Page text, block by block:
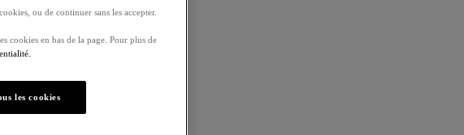
ou de continuer sans les accepter.
cookies en bas de la page. Pour plus de
les cookies